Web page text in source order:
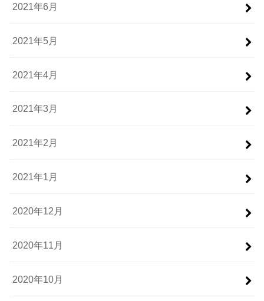
2021年6月
2021年5月
2021年4月
2021年3月
2021年2月
2021年1月
2020年12月
2020年11月
2020年10月